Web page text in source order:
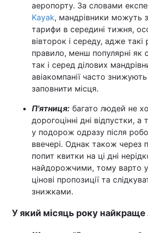
аеропорту. За словами
Kayak, мандрівники можуть
тарифи в середині тижня,
вівторок і середу, адже такі
правило, менш популярні як
так і серед ділових
авіакомпанії часто
заповнити місця.
П'ятниця: багато людей не
дорогоцінні дні відпустки, а
у подорож одразу після
ввечері. Однак також через
попит квитки на ці дні
найдорожчими, тому варто
цінові пропозиції та
знижками.
У який місяць року найкраще